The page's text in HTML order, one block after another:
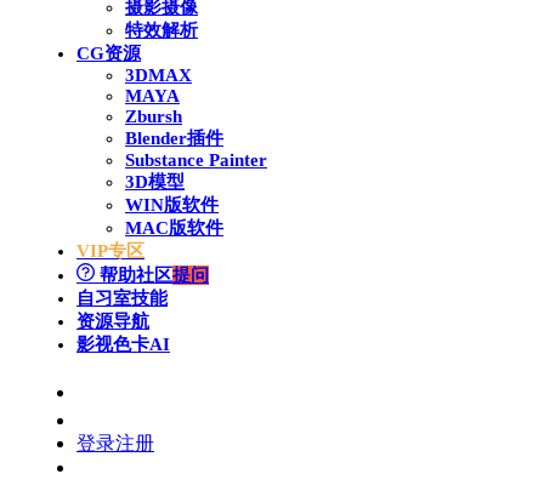
摄影摄像
特效解析
CG资源
3DMAX
MAYA
Zbursh
Blender插件
Substance Painter
3D模型
WIN版软件
MAC版软件
VIP专区
帮助社区提问
自习室技能
资源导航
影视色卡AI
登录注册